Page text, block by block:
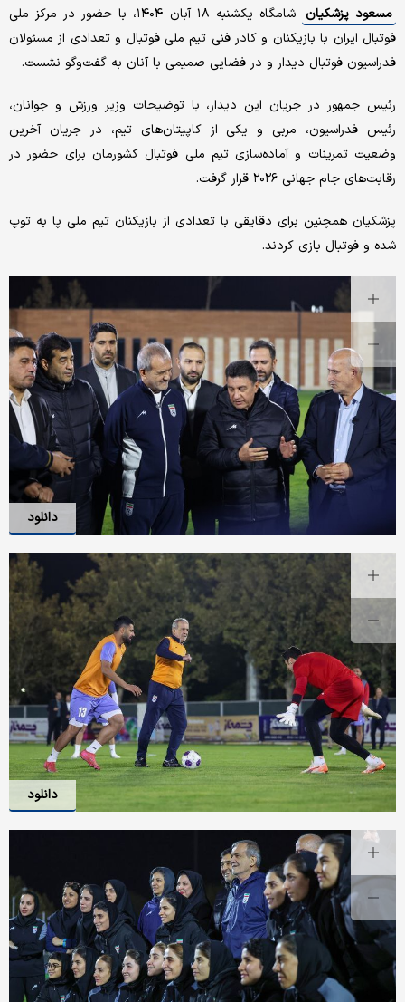
مسعود پزشکیان
شامگاه یکشنبه ۱۸ آبان ۱۴۰۴، با حضور در مرکز ملی
فوتبال ایران با بازیکنان و کادر فنی تیم ملی فوتبال و تعدادی از مسئولان
فدراسیون فوتبال دیدار و در فضایی صمیمی با آنان به گفت‌وگو نشست.
رئیس جمهور در جریان این دیدار، با توضیحات وزیر ورزش و جوانان،
رئیس فدراسیون، مربی و یکی از کاپیتان‌های تیم، در جریان آخرین
وضعیت تمرینات و آماده‌سازی تیم ملی فوتبال کشورمان برای حضور در
رقابت‌های جام جهانی ۲۰۲۶ قرار گرفت.
پزشکیان همچنین برای دقایقی با تعدادی از بازیکنان تیم ملی پا به توپ
شده و فوتبال بازی کردند.
دانلود
دانلود